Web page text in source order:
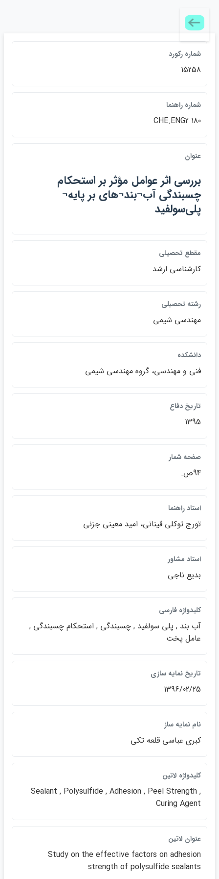
شماره ركورد
15258
شماره راهنما
CHE.ENG2 180
عنوان
بررسي اثر عوامل مؤثر بر استحكام
چسبندگي آب¬بند¬هاي بر پايه¬
پلي‌سولفيد
مقطع تحصيلي
كارشناسي ارشد
رشته تحصيلي
مهندسي شيمي
دانشكده
فني و مهندسي، گروه مهندسي شيمي
تاريخ دفاع
1395
صفحه شمار
94ص.
استاد راهنما
تورج توكلي قيناني، اميد معيني جزني
استاد مشاور
بديع ناجي
كليدواژه فارسي
آب بند , پلي سولفيد , چسبندگي , استحكام چسبندگي ,
عامل پخت
تاريخ نمايه سازي
1396/02/25
نام نمايه ساز
كبري عباسي قلعه تكي
كليدواژه لاتين
Sealant , Polysulfide , Adhesion , Peel Strength ,
Curing Agent
عنوان لاتين
Study on the effective factors on adhesion
strength of polysulfide sealants